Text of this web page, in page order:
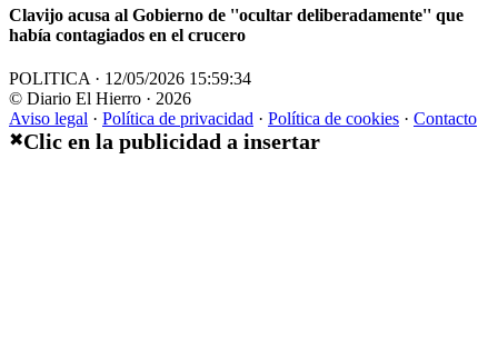
Clavijo acusa al Gobierno de ''ocultar deliberadamente'' que
había contagiados en el crucero
POLITICA · 12/05/2026 15:59:34
© Diario El Hierro · 2026
Aviso legal · Política de privacidad · Política de cookies · Contacto
✖Clic en la publicidad a insertar